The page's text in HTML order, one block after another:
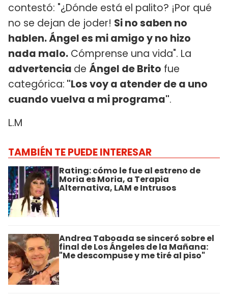
contestó: "¿Dónde está el palito? ¡Por qué
no se dejan de joder! Si no saben no
hablen. Ángel es mi amigo y no hizo
nada malo. Cómprense una vida". La
advertencia de Ángel de Brito fue
categórica: "Los voy a atender de a uno
cuando vuelva a mi programa".
L.M
TAMBIÉN TE PUEDE INTERESAR
Rating: cómo le fue al estreno de
Moria es Moria, a Terapia
Alternativa, LAM e Intrusos
Andrea Taboada se sinceró sobre el
final de Los Ángeles de la Mañana:
"Me descompuse y me tiré al piso"